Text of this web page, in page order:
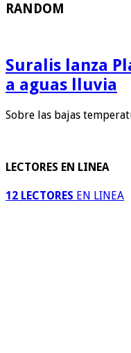
RANDOM
Suralis lanza
a aguas lluvia
Sobre las bajas
LECTORES EN LINEA
12 LECTORES EN LINEA